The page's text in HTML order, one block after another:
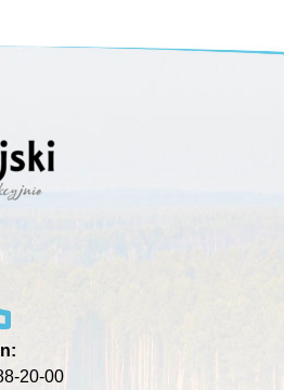
20-00